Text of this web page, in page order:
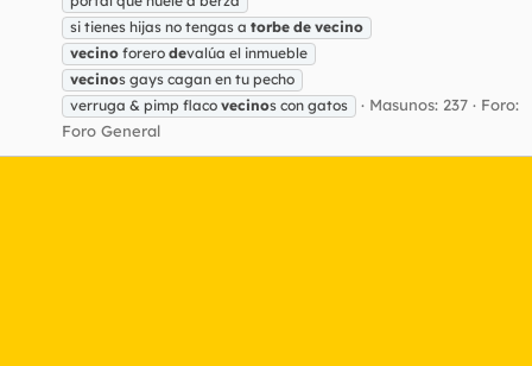
si tienes hijas no tengas a torbe de vecino
vecino forero devalúa el inmueble
vecinos gays cagan en tu pecho
verruga & pimp flaco vecinos con gatos Masunos: 237
Foro:
Foro General